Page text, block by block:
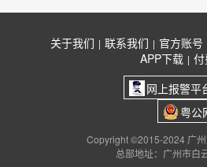
关于我们 | 联系我们 | 官方账号
APP下载 |
网上报警平
粤公
Copyright ©2015-2024 广
总部地址：广州市白